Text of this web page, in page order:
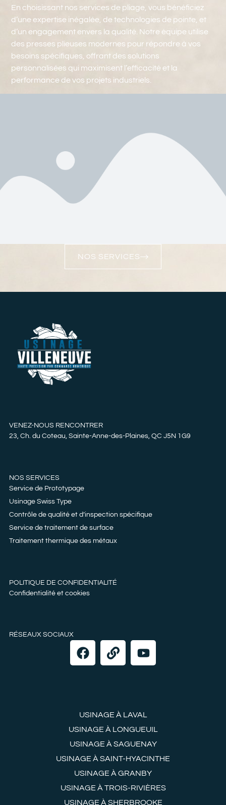
En choisissant nos services de pliage, vous bénéficiez
d’une expertise inégalée, de technologies de pointe, et
d’un engagement envers la qualité. Notre équipe utilise
des presses plieuses modernes pour répondre à vos
besoins spécifiques, offrant des solutions
personnalisées qui maximisent l’efficacité et la
performance de vos projets industriels.
NOS SERVICES
VENEZ-NOUS RENCONTRER
23, Ch. du Coteau, Sainte-Anne-des-Plaines, QC J5N 1G9
NOS SERVICES
Service de Prototypage
Usinage Swiss Type
Contrôle de qualité et d’inspection spécifique
Service de traitement de surface
Traitement thermique des métaux
POLITIQUE DE CONFIDENTIALITÉ
Confidentialité et cookies
RÉSEAUX SOCIAUX
USINAGE À LAVAL
USINAGE À LONGUEUIL
USINAGE À SAGUENAY
USINAGE À SAINT-HYACINTHE
USINAGE À GRANBY
USINAGE À TROIS-RIVIÈRES
USINAGE À SHERBROOKE